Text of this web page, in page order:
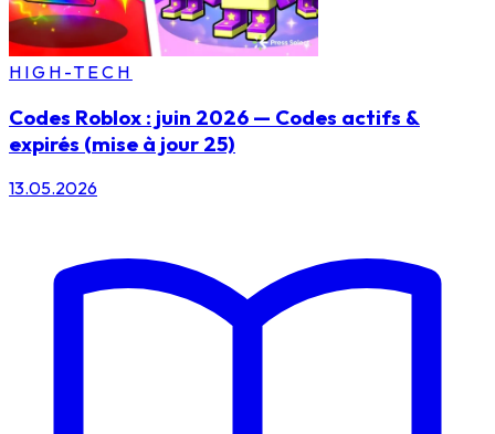
HIGH-TECH
Codes Roblox : juin 2026 — Codes actifs &
expirés (mise à jour 25)
13.05.2026